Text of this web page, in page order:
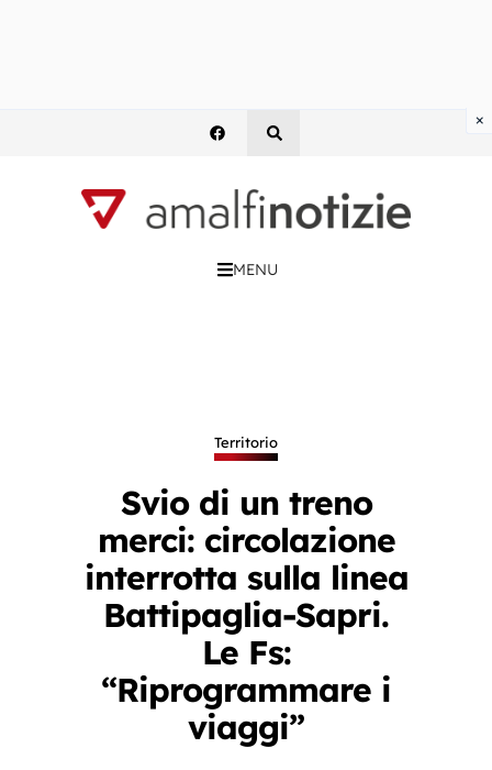
MENU
Territorio
Svio di un treno
merci: circolazione
interrotta sulla linea
Battipaglia-Sapri.
Le Fs:
“Riprogrammare i
viaggi”
×